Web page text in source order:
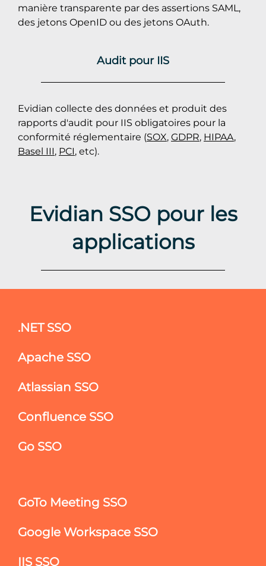
manière transparente par des assertions SAML,
des jetons OpenID ou des jetons OAuth.
Audit pour IIS
Evidian collecte des données et produit des
rapports d'audit pour IIS obligatoires pour la
conformité réglementaire (SOX, GDPR, HIPAA,
Basel III, PCI, etc).
Evidian SSO pour les
applications
.NET SSO
Apache SSO
Atlassian SSO
Confluence SSO
Go SSO
GoTo Meeting SSO
Google Workspace SSO
IIS SSO